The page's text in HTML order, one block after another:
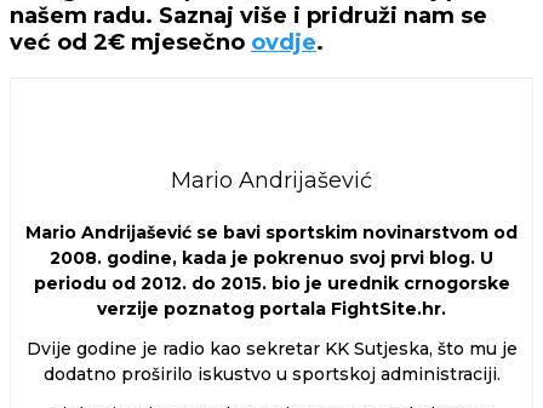
našem radu. Saznaj više i pridruži nam se
već od 2€ mjesečno ovdje.
Mario Andrijašević
Mario Andrijašević se bavi sportskim novinarstvom od
2008. godine, kada je pokrenuo svoj prvi blog. U
periodu od 2012. do 2015. bio je urednik crnogorske
verzije poznatog portala FightSite.hr.
Dvije godine je radio kao sekretar KK Sutjeska, što mu je
dodatno proširilo iskustvo u sportskoj administraciji.